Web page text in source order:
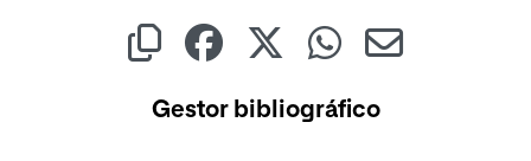
Gestor bibliográfico